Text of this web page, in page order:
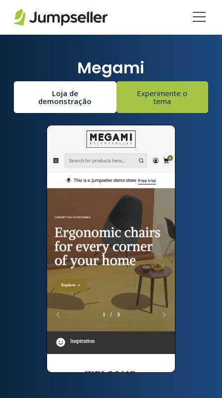
Megami
Loja de
demonstração
Experimente o
tema